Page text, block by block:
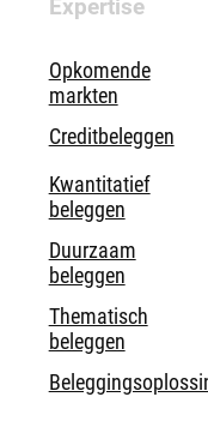
Expertise
Opkomende
markten
Creditbeleggen
Kwantitatief
beleggen
Duurzaam
beleggen
Thematisch
beleggen